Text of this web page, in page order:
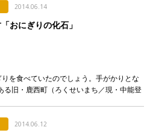
2014.06.14
おにぎりの化石」
を食べていたのでしょう。手がかりとな
旧・鹿西町（ろくせいまち／現・中能登
2014.06.12